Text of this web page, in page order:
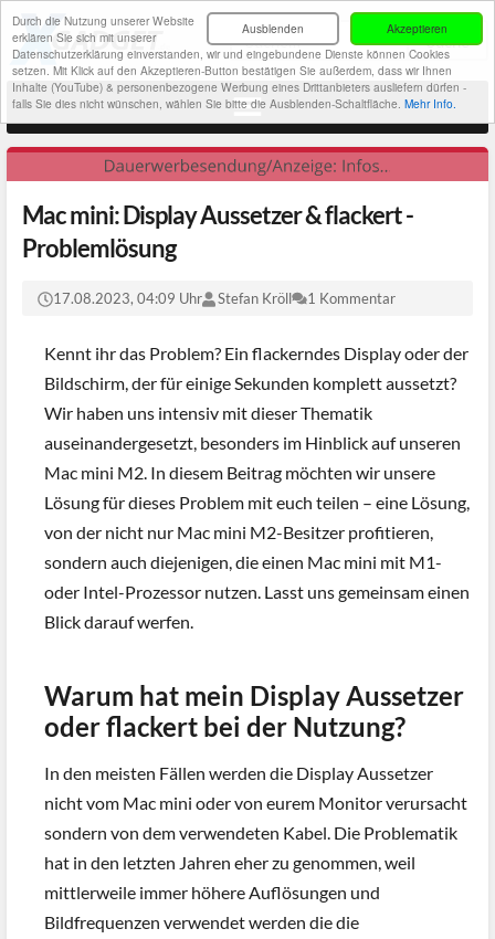
Akzeptieren
Ausblenden
Durch die Nutzung unserer Website
erklären Sie sich mit unserer
Datenschutzerklärung einverstanden, wir und eingebundene Dienste können Cookies
setzen. Mit Klick auf den Akzeptieren-Button bestätigen Sie außerdem, dass wir Ihnen
Inhalte (YouTube) & personenbezogene Werbung eines Drittanbieters ausliefern dürfen -
falls Sie dies nicht wünschen, wählen Sie bitte die Ausblenden-Schaltfläche. Mehr Info.
Mac mini: Display Aussetzer & flackert -
Problemlösung
17.08.2023, 04:09 Uhr Stefan Kröll 1 Kommentar
Kennt ihr das Problem? Ein flackerndes Display oder der
Bildschirm, der für einige Sekunden komplett aussetzt?
Wir haben uns intensiv mit dieser Thematik
auseinandergesetzt, besonders im Hinblick auf unseren
Mac mini M2. In diesem Beitrag möchten wir unsere
Lösung für dieses Problem mit euch teilen – eine Lösung,
von der nicht nur Mac mini M2-Besitzer profitieren,
sondern auch diejenigen, die einen Mac mini mit M1-
oder Intel-Prozessor nutzen. Lasst uns gemeinsam einen
Blick darauf werfen.
Warum hat mein Display Aussetzer
oder flackert bei der Nutzung?
In den meisten Fällen werden die Display Aussetzer
nicht vom Mac mini oder von eurem Monitor verursacht
sondern von dem verwendeten Kabel. Die Problematik
hat in den letzten Jahren eher zu genommen, weil
mittlerweile immer höhere Auflösungen und
Bildfrequenzen verwendet werden die die